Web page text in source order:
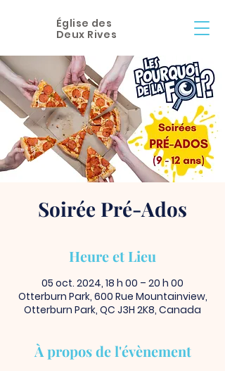
Église des
Deux Rives
Soirée Pré-Ados
Heure et Lieu
05 oct. 2024, 18 h 00 – 20 h 00
Otterburn Park, 600 Rue Mountainview,
Otterburn Park, QC J3H 2K8, Canada
À propos de l'évènement